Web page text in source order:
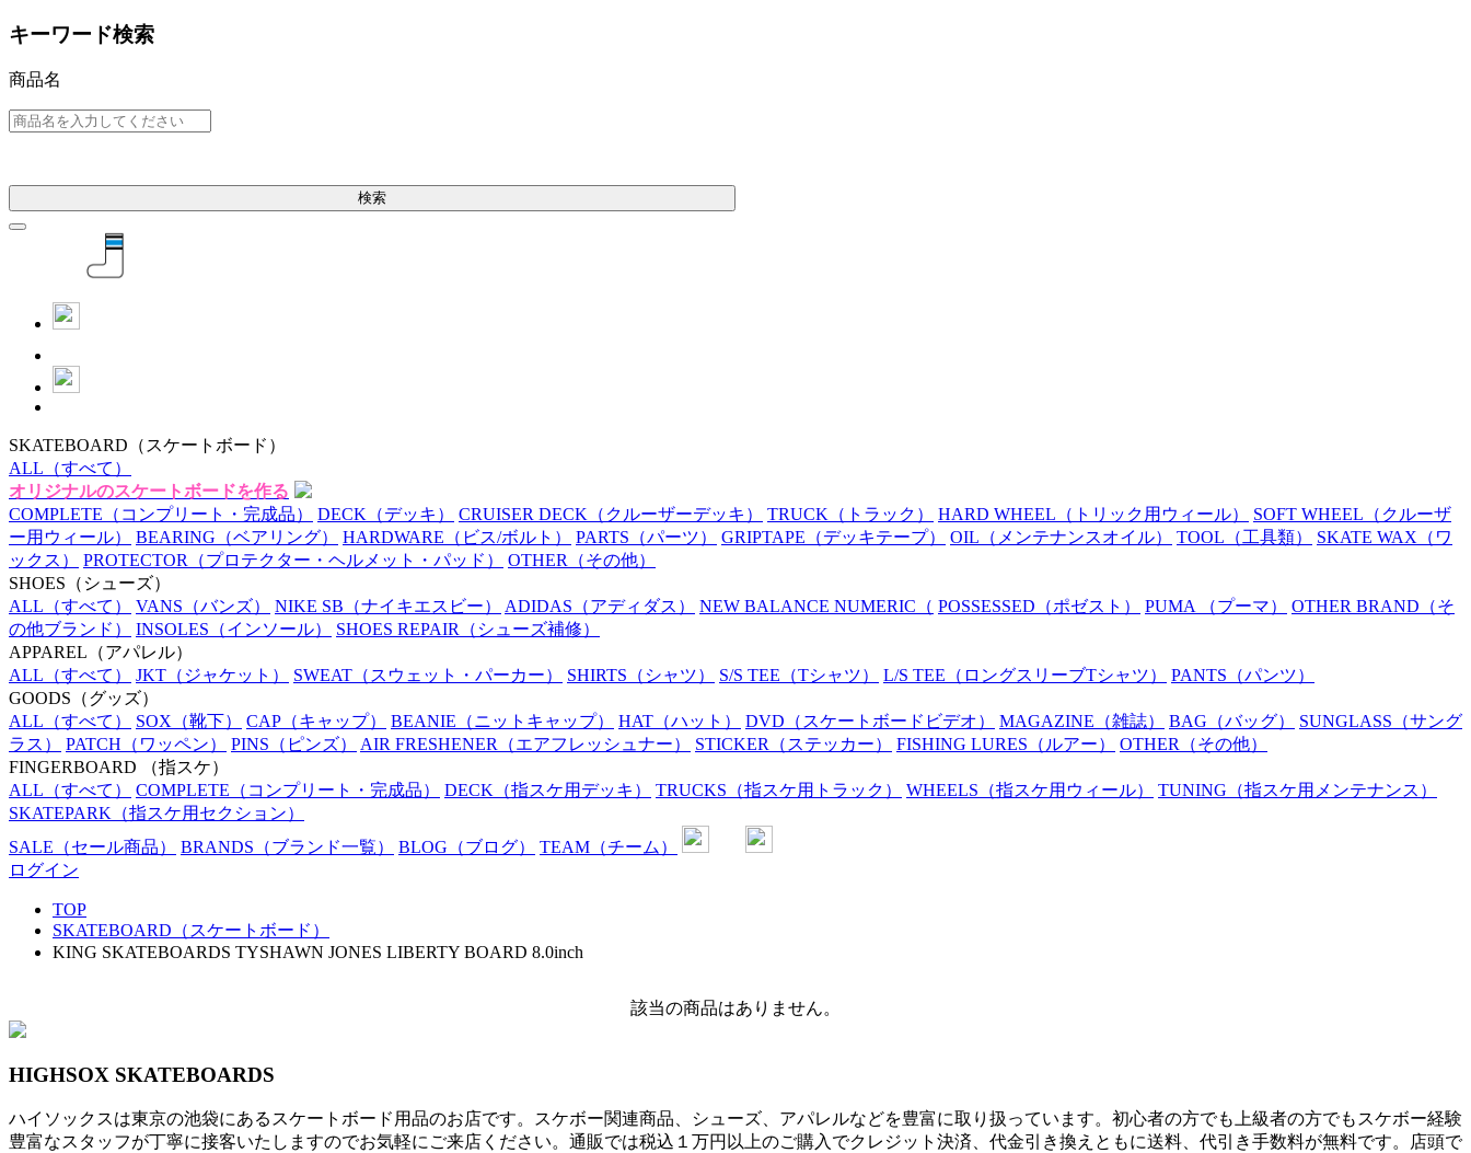
キーワード検索
商品名
検索
SKATEBOARD （スケートボード）
ALL （すべて）
オリジナルのスケートボードを作る
COMPLETE （コンプリート・完成品） DECK （デッキ） CRUISER DECK （クルーザーデッキ） TRUCK （トラック） HARD WHEEL （トリック用ウィール） SOFT WHEEL （クルーザ
ー用ウィール）
BEARING （ベアリング） HARDWARE （ビス/ボルト） PARTS （パーツ） GRIPTAPE （デッキテープ） OIL （メンテナンスオイル） TOOL （工具類） SKATE WAX （ワ
ックス）
PROTECTOR （プロテクター・ヘルメット・パッド） OTHER （その他）
SHOES （シューズ）
ALL （すべて） VANS （バンズ） NIKE SB （ナイキエスビー） ADIDAS （アディダス） NEW BALANCE NUMERIC （ POSSESSED （ポゼスト） PUMA （プーマ） OTHER BRAND （そ
の他ブランド）
INSOLES （インソール） SHOES REPAIR （シューズ補修）
APPAREL （アパレル）
ALL （すべて） JKT （ジャケット） SWEAT （スウェット・パーカー） SHIRTS （シャツ） S/S TEE （Tシャツ） L/S TEE （ロングスリーブTシャツ） PANTS （パンツ）
GOODS （グッズ）
ALL （すべて） SOX （靴下） CAP （キャップ） BEANIE （ニットキャップ） HAT （ハット） DVD （スケートボードビデオ） MAGAZINE （雑誌） BAG （バッグ） SUNGLASS （サング
ラス）
PATCH （ワッペン） PINS （ピンズ） AIR FRESHENER （エアフレッシュナー） STICKER （ステッカー） FISHING LURES （ルアー） OTHER （その他）
FINGERBOARD
（指スケ）
ALL （すべて） COMPLETE （コンプリート・完成品） DECK （指スケ用デッキ） TRUCKS （指スケ用トラック） WHEELS （指スケ用ウィール） TUNING （指スケ用メンテナンス）
SKATEPARK （指スケ用セクション）
SALE （セール商品） BRANDS （ブランド一覧） BLOG （ブログ） TEAM （チーム）
ログイン
TOP
SKATEBOARD（スケートボード）
KING SKATEBOARDS TYSHAWN JONES LIBERTY BOARD 8.0inch
該当の商品はありません。
HIGHSOX SKATEBOARDS
ハイソックスは東京の池袋にあるスケートボード用品のお店です。スケボー関連商品、シューズ、アパレルなどを豊富に取り扱っています。初心者の方でも上級者の方でもスケボー経験
豊富なスタッフが丁寧に接客いたしますのでお気軽にご来店ください。通販では税込１万円以上のご購入でクレジット決済、代金引き換えともに送料、代引き手数料が無料です。店頭で